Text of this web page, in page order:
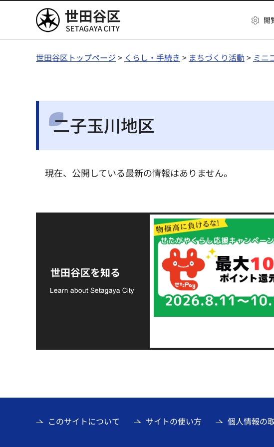
世田谷区 閲
世田谷区トップページ > くらし・手続き > まちづくり活動 > ミニ
二子玉川地区
現在、公開している最新の情報はありません。
世田谷区を知る
支援金の募集につい
て
このサイトについて サイトの使い方 個人情報の